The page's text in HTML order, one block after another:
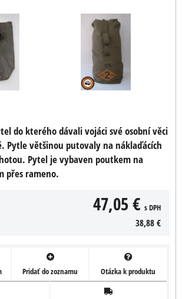
do kterého dávali vojáci své osobní věci
Pytle většinou putovaly na náklaďácích
Pytel je vybaven poutkem na
přes rameno.
47,05 € s DPH
38,88 €
Pridať do zoznamu Otázka k produktu